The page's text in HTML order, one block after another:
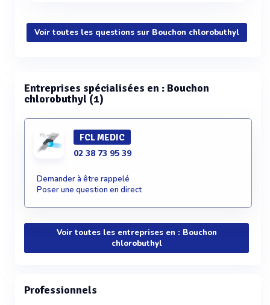
Voir toutes les questions sur Bouchon chlorobuthyl
Entreprises spécialisées en : Bouchon
chlorobuthyl (1)
FCL MEDIC
02 38 73 95 39
Demander à être rappelé
Poser une question en direct
Voir toutes les entreprises en : Bouchon
chlorobuthyl
Professionnels